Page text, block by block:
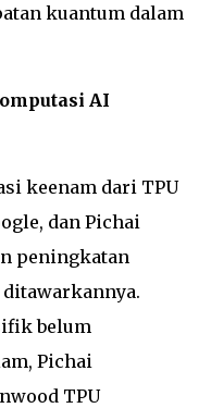
kuantum dalam
AI
keenam dari TPU
dan Pichai
peningkatan
belum
Pichai
TPU